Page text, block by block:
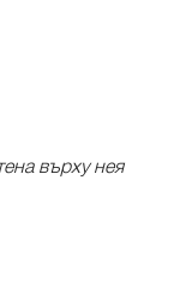
върху нея